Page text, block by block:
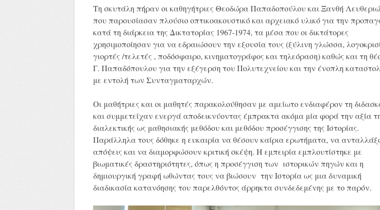
Τη σκυτάλη πήραν οι καθηγήτριες Θεοδώρα Παπαδοπούλου και Ξανθή
που παρουσίασαν πλούσιο οπτικοακουστικό και αρχειακό υλικό για την
κατά τη διάρκεια της Δικτατορίας 1967-1974, τα μέσα που οι δικτάτορες
χρησιμοποίησαν για να εδραιώσουν την εξουσία τους (ξύλινη γλώσσα,
γιορτές /τελετές , ποδόσφαιρο, κινηματογράφος και τηλεόραση) καθώς και τη
Γ. Παπαδόπουλου για την εξέγερση του Πολυτεχνείου και την ένοπλη
με εντολή των Συνταγματαρχών.
Οι μαθήτριες και οι μαθητές παρακολούθησαν με αμείωτο ενδιαφέρον τη
και συμμετείχαν ενεργά αποδεικνύοντας έμπρακτα ακόμα μία φορά την αξία
διαλεκτικής ως μαθησιακής μεθόδου και μεθόδου προσέγγισης της Ιστορίας.
Παράλληλα τους δόθηκε η ευκαιρία να θέσουν καίρια ερωτήματα, να
απόψεις και να διαμορφώσουν κριτική σκέψη. Η εμπειρία εμπλουτίστηκε με
βιωματικές δραστηριότητες, όπως η προσέγγιση των ιστορικών πηγών και η
δημιουργική γραφή ωθώντας τους να βιώσουν την Ιστορία ως μια δυναμική
διαδικασία κατανόησης του παρελθόντος άρρηκτα συνδεδεμένης με το παρόν.